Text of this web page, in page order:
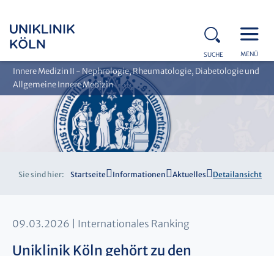
SUCHE MENÜ
Innere Medizin II - Nephrologie, Rheumatologie, Diabetologie und
Allgemeine Innere Medizin
Sie sind hier: Startseite Informationen Aktuelles Detailansicht
09.03.2026 Internationales Ranking
Uniklinik Köln gehört zu den